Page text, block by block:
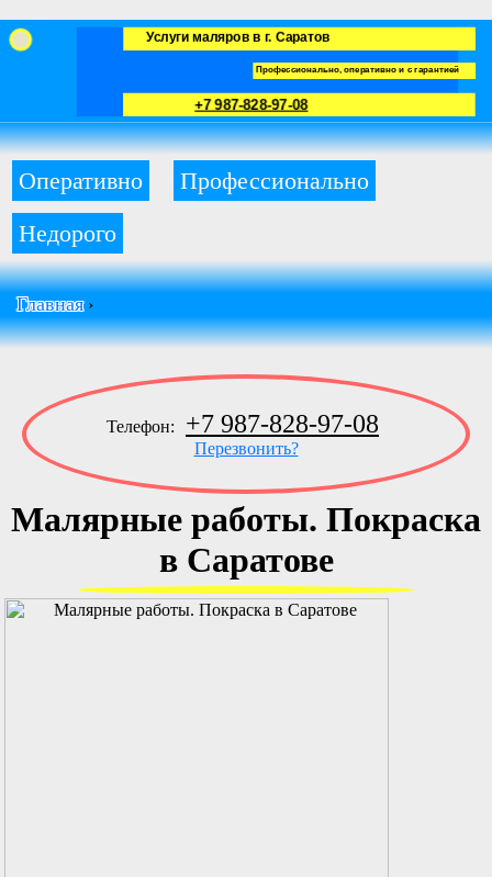
Услуги маляров в г. Саратов
Профессионально, оперативно и с гарантией
+7 987-828-97-08
Оперативно
Профессионально
Недорого
Главная›
Телефон: +7 987-828-97-08
Перезвонить?
Малярные работы. Покраска
в Саратове